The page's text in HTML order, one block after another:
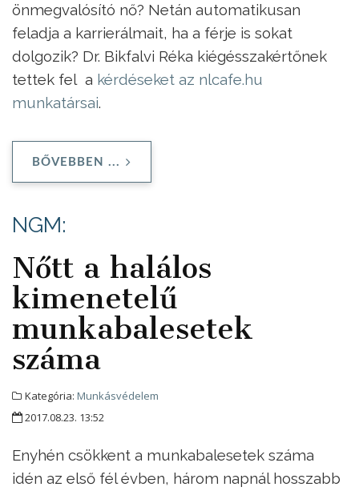
önmegvalósító nő? Netán automatikusan
feladja a karrierálmait, ha a férje is sokat
dolgozik? Dr. Bikfalvi Réka kiégésszakértőnek
tettek fel a kérdéseket az nlcafe.hu
munkatársai.
BŐVEBBEN ...
NGM:
Nőtt a halálos
kimenetelű
munkabalesetek
száma
Kategória: Munkásvédelem
2017.08.23. 13:52
Enyhén csökkent a munkabalesetek száma
idén az első fél évben, három napnál hosszabb